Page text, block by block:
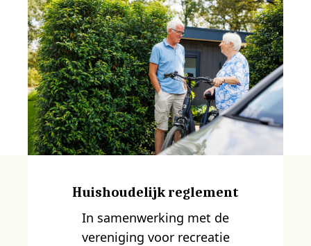
Huishoudelijk reglement
In samenwerking met de
vereniging voor recreatie